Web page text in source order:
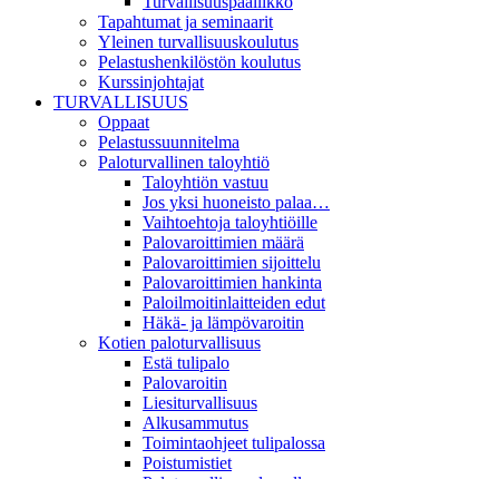
Tapahtumat ja seminaarit
Yleinen turvallisuuskoulutus
Pelastushenkilöstön koulutus
Kurssinjohtajat
TURVALLISUUS
Oppaat
Pelastussuunnitelma
Paloturvallinen taloyhtiö
Taloyhtiön vastuu
Jos yksi huoneisto palaa…
Vaihtoehtoja taloyhtiöille
Palovaroittimien määrä
Palovaroittimien sijoittelu
Palovaroittimien hankinta
Paloilmoitinlaitteiden edut
Häkä- ja lämpövaroitin
Kotien paloturvallisuus
Estä tulipalo
Palovaroitin
Liesiturvallisuus
Alkusammutus
Toimintaohjeet tulipalossa
Poistumistiet